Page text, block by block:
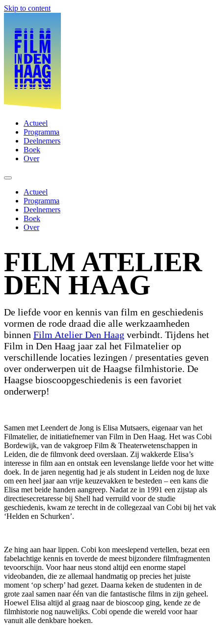
Skip to content
Actueel
Programma
Deelnemers
Boek
Over
Actueel
Programma
Deelnemers
Boek
Over
FILM ATELIER
DEN HAAG
De liefde voor en kennis van film en geschiedenis
vormen de rode draad die alle werkzaamheden
binnen Film Atelier Den Haag verbindt. Tijdens het
Film in Den Haag jaar zal het Filmatelier op
verschillende locaties lezingen / presentaties geven
over onderwerpen uit de Haagse filmhistorie. De
Haagse bioscoopgeschiedenis is een favoriet
onderwerp!
Samen met Leendert de Jong is Elisa Mutsaers, eigenaar van het
Filmatelier, de initiatiefnemer van Film in Den Haag. Het was Cobi
Bordewijk, van de vakgroep Film & Theaterwetenschappen in
Leiden, die de filmvonk deed overslaan. Zij wakkerde Elisa’s
interesse in film aan en ontstak een levenslange liefde voor het witte
doek. In de jaren negentig had je als student in Leiden nog de luxe
om een heel jaar aan vrije keuzevakken te besteden – een kans die
Elisa met beide handen aangreep. Nadat ze in 1991 een zijstap als
directiesecretaresse bij Shell had verruild voor de studie
geschiedenis, kwam ze terecht in de collegezaal van Cobi bij het vak
‘Helden en Schurken’.
Ze hing aan haar lippen. Cobi kon meeslepend vertellen, bezat een
fabelachtige kennis en toverde de meest bijzondere filmfragmenten
tevoorschijn. Voor haar neus stond altijd een enorme stapel
videobanden, die ze allemaal handmatig op precies het juiste
moment ‘op scherp’ had gezet. Daarna keken de studenten in de
grote zaal samen naar één van die fantastische films in zijn geheel.
Hoewel Elisa altijd al graag naar de bioscoop ging, kende ze de
filmhistorie nog nauwelijks. Cobi opende die wereld voor haar
vanuit alle denkbare hoeken.